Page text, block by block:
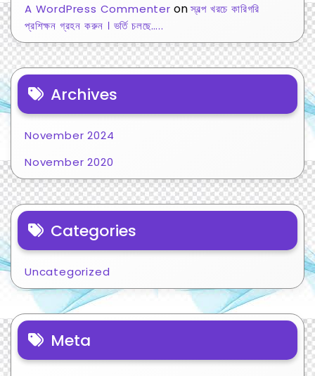
A WordPress Commenter onস্বল্প খরচে কারিগরি
প্রশিক্ষন গ্রহন করুন । ভর্তি চলছে…..
Archives
November 2024
November 2020
Categories
Uncategorized
Meta